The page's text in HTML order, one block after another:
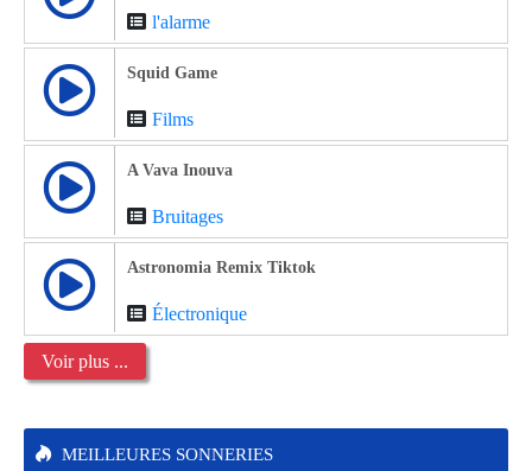
l'alarme
Squid Game
Films
A Vava Inouva
Bruitages
Astronomia Remix Tiktok
Électronique
Voir plus ...
MEILLEURES SONNERIES